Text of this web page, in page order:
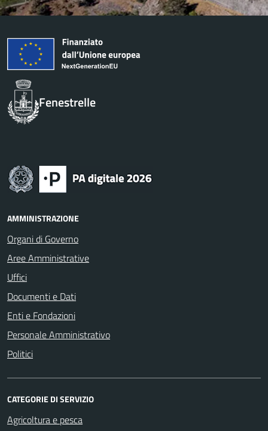
Fenestrelle
AMMINISTRAZIONE
Organi di Governo
Aree Amministrative
Uffici
Documenti e Dati
Enti e Fondazioni
Personale Amministrativo
Politici
CATEGORIE DI SERVIZIO
Agricoltura e pesca